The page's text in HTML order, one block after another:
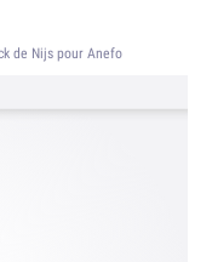
de Nijs pour Anefo